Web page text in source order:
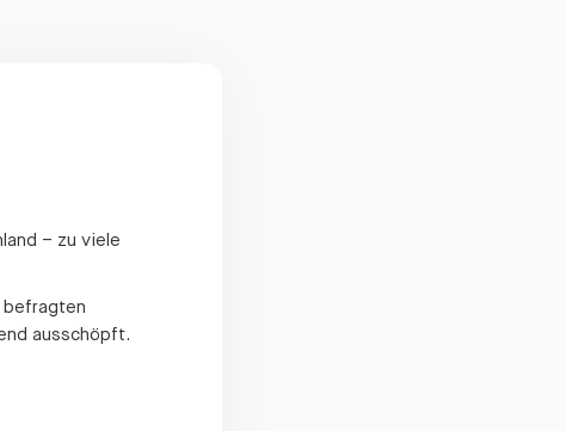
– zu viele
befragten
ausschöpft.